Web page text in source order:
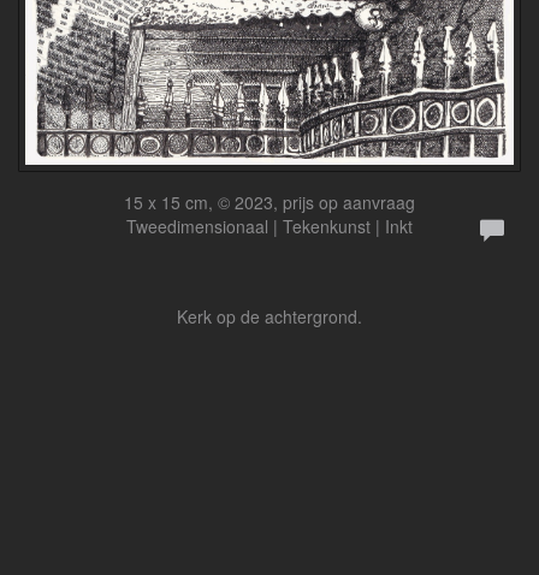
15 x 15 cm, © 2023, prijs op aanvraag
Tweedimensionaal | Tekenkunst | Inkt
Kerk op de achtergrond.